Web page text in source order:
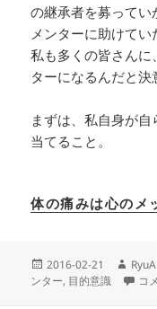
の継承者を募って
メンターに助けて
私も多くの皆さん
ターになるんだと決
まずは、私自身が
当てること。
体の痛みは心のメ
投
稿
2016-02-21
作
成
ンター, 目的意識 メ
コ